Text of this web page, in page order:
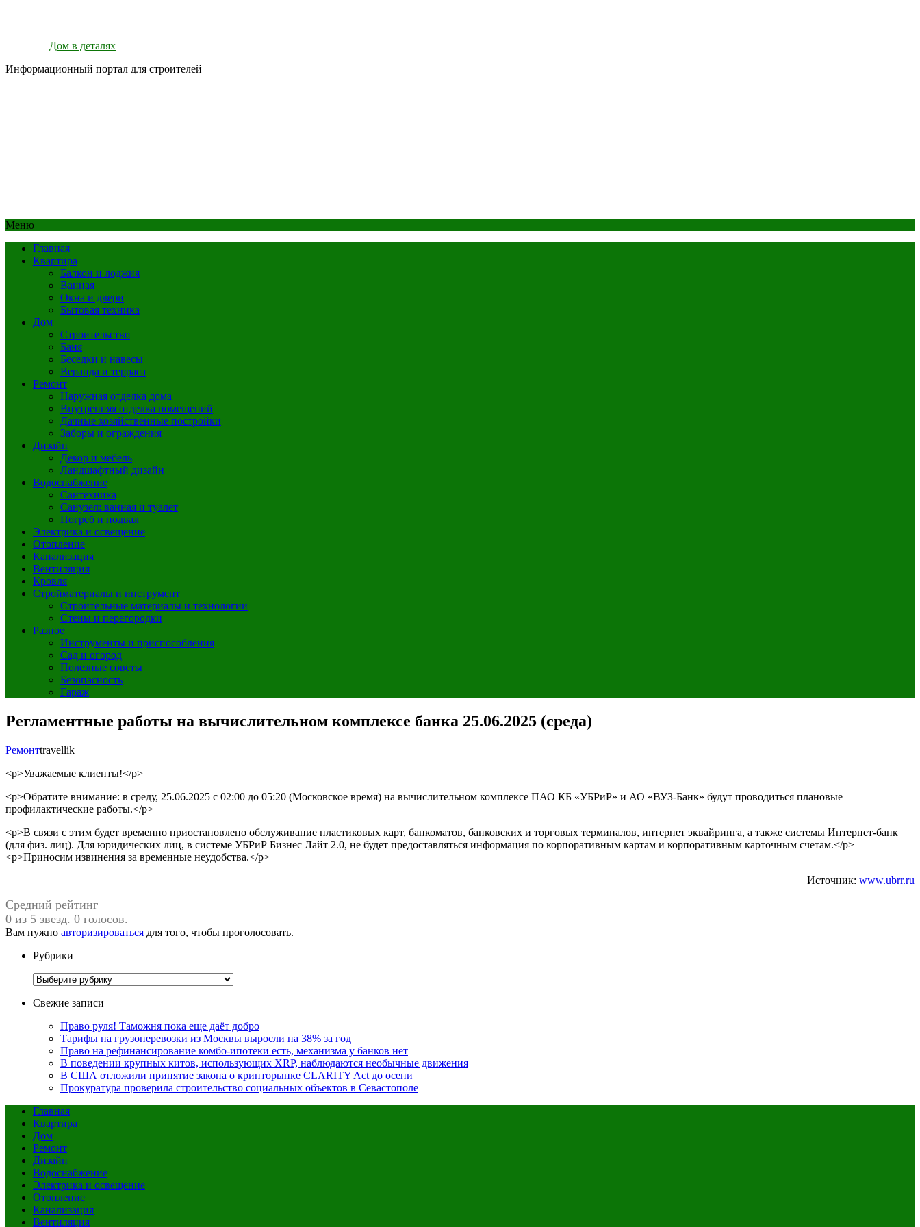
Дом в деталях
Информационный портал для строителей
Меню
Главная
Квартира
Балкон и лоджия
Ванная
Окна и двери
Бытовая техника
Дом
Строительство
Баня
Беседки и навесы
Веранда и терраса
Ремонт
Наружная отделка дома
Внутренняя отделка помещений
Дачные хозяйственные постройки
Заборы и ограждения
Дизайн
Декор и мебель
Ландшафтный дизайн
Водоснабжение
Сантехника
Санузел: ванная и туалет
Погреб и подвал
Электрика и освещение
Отопление
Канализация
Вентиляция
Кровля
Стройматериалы и инструмент
Строительные материалы и технологии
Стены и перегородки
Разное
Инструменты и приспособления
Сад и огород
Полезные советы
Безопасность
Гараж
Регламентные работы на вычислительном комплексе банка 25.06.2025 (среда)
Ремонтtravellik
<p>Уважаемые клиенты!</p>
<p>Обратите внимание: в среду, 25.06.2025 с 02:00 до 05:20 (Московское время) на вычислительном комплексе ПАО КБ «УБРиР» и АО «ВУЗ-Банк» будут проводиться плановые
профилактические работы.</p>
<p>В связи с этим будет временно приостановлено обслуживание пластиковых карт, банкоматов, банковских и торговых терминалов, интернет эквайринга, а также системы Интернет-банк
(для физ. лиц). Для юридических лиц, в системе УБРиР Бизнес Лайт 2.0, не будет предоставляться информация по корпоративным картам и корпоративным карточным счетам.</p>
<p>Приносим извинения за временные неудобства.</p>
Источник: www.ubrr.ru
Средний рейтинг
0 из 5 звезд. 0 голосов.
Вам нужно авторизироваться для того, чтобы проголосовать.
Рубрики
Рубрики
Свежие записи
Право руля! Таможня пока еще даёт добро
Тарифы на грузоперевозки из Москвы выросли на 38% за год
Право на рефинансирование комбо-ипотеки есть, механизма у банков нет
В поведении крупных китов, использующих XRP, наблюдаются необычные движения
В США отложили принятие закона о крипторынке CLARITY Act до осени
Прокуратура проверила строительство социальных объектов в Севастополе
Главная
Квартира
Дом
Ремонт
Дизайн
Водоснабжение
Электрика и освещение
Отопление
Канализация
Вентиляция